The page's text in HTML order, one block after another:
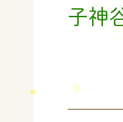
子神